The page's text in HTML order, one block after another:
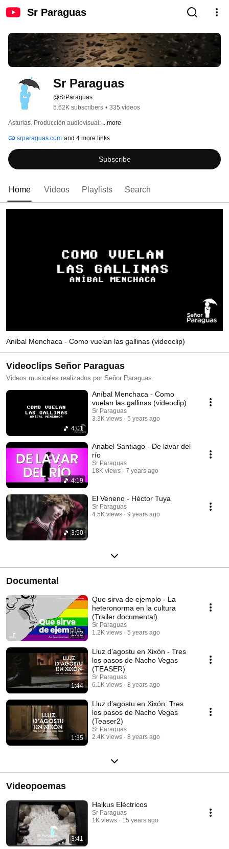
Sr Paraguas
Sr Paraguas
@SrParaguas
5.62K subscribers • 335 videos
Asturias. Producción audiovisual: ...more
srparaguas.com and 4 more links
Subscribe
Home Videos Playlists Search
Aníbal Menchaca - Como vuelan las gallinas (videoclip)
Videoclips Señor Paraguas
Videos musicales realizados por Señor Paraguas.
4:01
Aníbal Menchaca - Como
vuelan las gallinas (videoclip)
Sr Paraguas
3.3K views
5 years ago
4:19
Anabel Santiago - De lavar del
río
Sr Paraguas
18K views
7 years ago
3:50
El Veneno - Héctor Tuya
Sr Paraguas
4.5K views
9 years ago
Documental
1:02
Que sirva de ejemplo - La
heteronorma en la cultura
(Trailer documental)
Sr Paraguas
1.2K views
5 years ago
1:44
Lluz d'agostu en Xixón - Tres
los pasos de Nacho Vegas
(TEASER)
Sr Paraguas
6.1K views
8 years ago
1:35
Lluz d'agostu en Xixón: Tres
los pasos de Nacho Vegas
(Teaser2)
Sr Paraguas
2.4K views
8 years ago
Videopoemas
3:41
Haikus Eléctricos
Sr Paraguas
1K views
15 years ago